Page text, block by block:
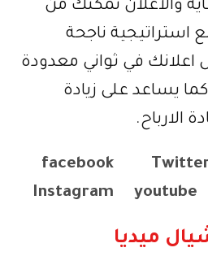
والاعلان نمكنك من
استراتيجية ناجحة
في ثواني معدودة
يساعد على زيادة
الارباح.
facebook
Instagram
youtube
ميديا